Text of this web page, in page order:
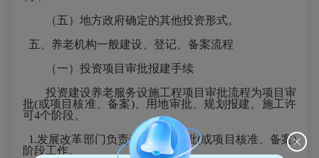
（五）地方政府确定的其他投资形式。
五、养老机构一般建设、登记、备案流程
（一）投资项目审批报建手续
投资建设养老服务设施工程项目审批流程为项目审
批(或项目核准、备案)、用地审批、规划报建、施工许
可4个阶段。
1.发展改革部门负责牵头项目审批(或项目核准、备案)
阶段工作。